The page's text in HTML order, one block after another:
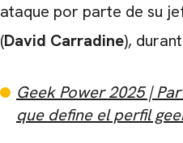
ataque por parte de su
(David Carradine),
Geek Power 2025 |
que define el perfil